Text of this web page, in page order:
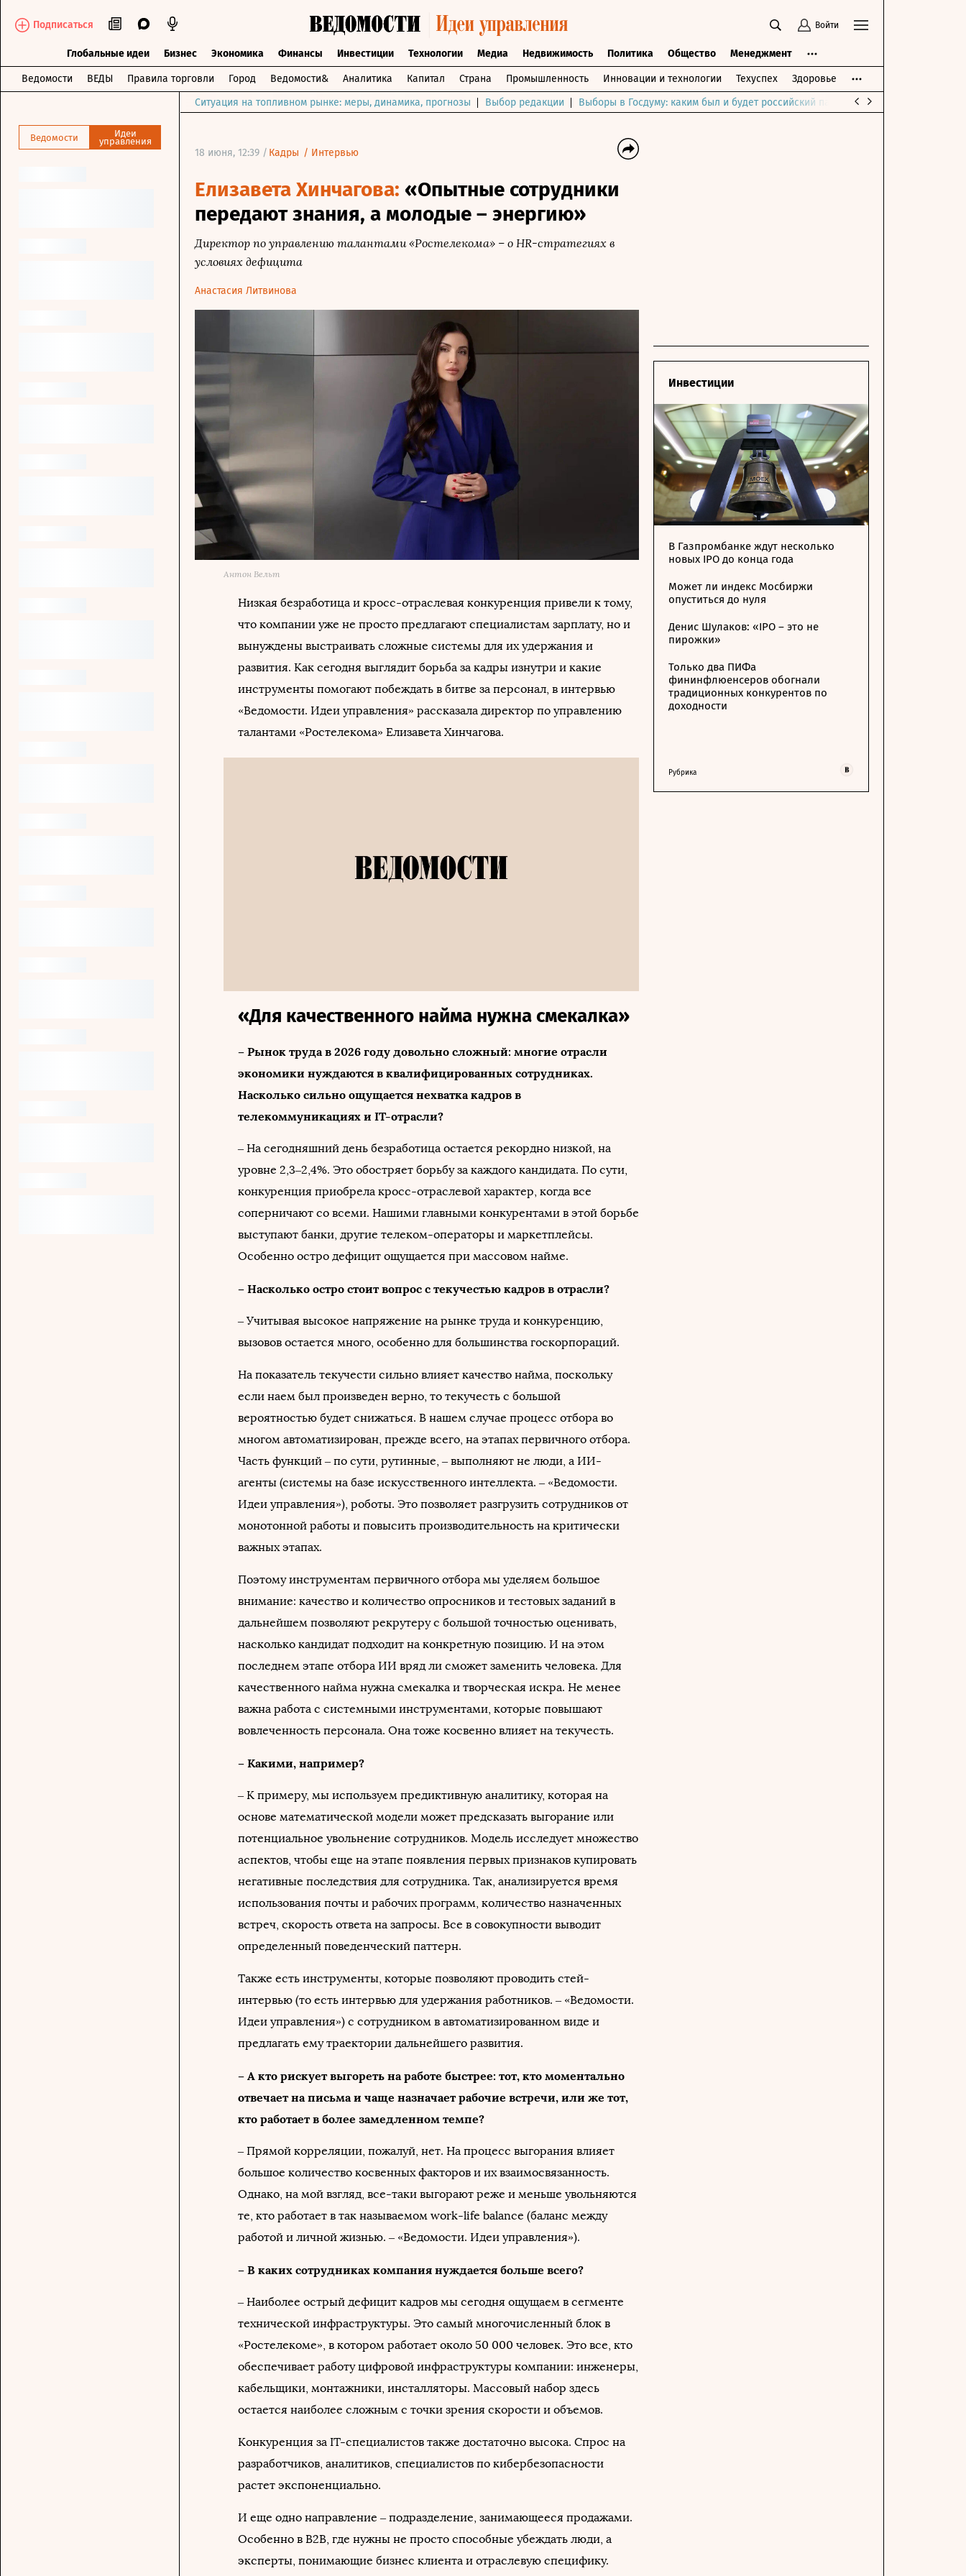
Подписаться Войти
Глобальные идеи Бизнес Экономика Финансы Инвестиции Технологии Медиа Недвижимость Политика Общество Менеджмент
Ведомости ВЕДЫ Правила торговли Город Ведомости& Аналитика Капитал Страна Промышленность Инновации и технологии Техуспех Здоровье
Ведомости Идеи
управления
Ситуация на топливном рынке: меры, динамика, прогнозы Выбор редакции Выборы в Госдуму: каким был и будет российский парламент
18 июня, 12:39 / Кадры / Интервью
Елизавета Хинчагова: «Опытные сотрудники
передают знания, а молодые – энергию»
Директор по управлению талантами «Ростелекома» – о HR-стратегиях в
условиях дефицита
Анастасия Литвинова
Антон Вельт
Низкая безработица и кросс-отраслевая конкуренция привели к тому,
что компании уже не просто предлагают специалистам зарплату, но и
вынуждены выстраивать сложные системы для их удержания и
развития. Как сегодня выглядит борьба за кадры изнутри и какие
инструменты помогают побеждать в битве за персонал, в интервью
«Ведомости. Идеи управления» рассказала директор по управлению
талантами «Ростелекома» Елизавета Хинчагова.
«Для качественного найма нужна смекалка»
– Рынок труда в 2026 году довольно сложный: многие отрасли
экономики нуждаются в квалифицированных сотрудниках.
Насколько сильно ощущается нехватка кадров в
телекоммуникациях и IT-отрасли?
– На сегодняшний день безработица остается рекордно низкой, на
уровне 2,3–2,4%. Это обостряет борьбу за каждого кандидата. По сути,
конкуренция приобрела кросс-отраслевой характер, когда все
соперничают со всеми. Нашими главными конкурентами в этой борьбе
выступают банки, другие телеком-операторы и маркетплейсы.
Особенно остро дефицит ощущается при массовом найме.
– Насколько остро стоит вопрос с текучестью кадров в отрасли?
– Учитывая высокое напряжение на рынке труда и конкуренцию,
вызовов остается много, особенно для большинства госкорпораций.
На показатель текучести сильно влияет качество найма, поскольку
если наем был произведен верно, то текучесть с большой
вероятностью будет снижаться. В нашем случае процесс отбора во
многом автоматизирован, прежде всего, на этапах первичного отбора.
Часть функций – по сути, рутинные, – выполняют не люди, а ИИ-
агенты (системы на базе искусственного интеллекта. – «Ведомости.
Идеи управления»), роботы. Это позволяет разгрузить сотрудников от
монотонной работы и повысить производительность на критически
важных этапах.
Поэтому инструментам первичного отбора мы уделяем большое
внимание: качество и количество опросников и тестовых заданий в
дальнейшем позволяют рекрутеру с большой точностью оценивать,
насколько кандидат подходит на конкретную позицию. И на этом
последнем этапе отбора ИИ вряд ли сможет заменить человека. Для
качественного найма нужна смекалка и творческая искра. Не менее
важна работа с системными инструментами, которые повышают
вовлеченность персонала. Она тоже косвенно влияет на текучесть.
– Какими, например?
– К примеру, мы используем предиктивную аналитику, которая на
основе математической модели может предсказать выгорание или
потенциальное увольнение сотрудников. Модель исследует множество
аспектов, чтобы еще на этапе появления первых признаков купировать
негативные последствия для сотрудника. Так, анализируется время
использования почты и рабочих программ, количество назначенных
встреч, скорость ответа на запросы. Все в совокупности выводит
определенный поведенческий паттерн.
Также есть инструменты, которые позволяют проводить стей-
интервью (то есть интервью для удержания работников. – «Ведомости.
Идеи управления») с сотрудником в автоматизированном виде и
предлагать ему траектории дальнейшего развития.
– А кто рискует выгореть на работе быстрее: тот, кто моментально
отвечает на письма и чаще назначает рабочие встречи, или же тот,
кто работает в более замедленном темпе?
– Прямой корреляции, пожалуй, нет. На процесс выгорания влияет
большое количество косвенных факторов и их взаимосвязанность.
Однако, на мой взгляд, все-таки выгорают реже и меньше увольняются
те, кто работает в так называемом work-life balance (баланс между
работой и личной жизнью. – «Ведомости. Идеи управления»).
– В каких сотрудниках компания нуждается больше всего?
– Наиболее острый дефицит кадров мы сегодня ощущаем в сегменте
технической инфраструктуры. Это самый многочисленный блок в
«Ростелекоме», в котором работает около 50 000 человек. Это все, кто
обеспечивает работу цифровой инфраструктуры компании: инженеры,
кабельщики, монтажники, инсталляторы. Массовый набор здесь
остается наиболее сложным с точки зрения скорости и объемов.
Конкуренция за IT-специалистов также достаточно высока. Спрос на
разработчиков, аналитиков, специалистов по кибербезопасности
растет экспоненциально.
И еще одно направление – подразделение, занимающееся продажами.
Особенно в B2B, где нужны не просто способные убеждать люди, а
эксперты, понимающие бизнес клиента и отраслевую специфику.
Инвестиции
В Газпромбанке ждут несколько
новых IPO до конца года
Может ли индекс Мосбиржи
опуститься до нуля
Денис Шулаков: «IPO – это не
пирожки»
Только два ПИФа
фининфлюенсеров обогнали
традиционных конкурентов по
доходности
Рубрика